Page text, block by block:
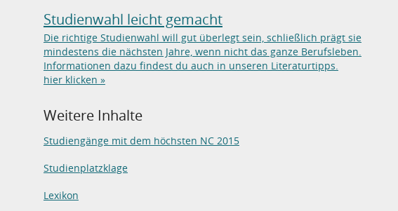
Studienwahl leicht gemacht
Die richtige Studienwahl will gut überlegt sein, schließlich prägt sie
mindestens die nächsten Jahre, wenn nicht das ganze Berufsleben.
Informationen dazu findest du auch in unseren Literaturtipps.
hier klicken »
Weitere Inhalte
Studiengänge mit dem höchsten NC 2015
Studienplatzklage
Lexikon